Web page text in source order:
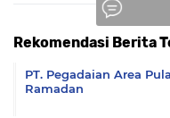
Rekomendasi Berita
PT. Pegadaian Area
Ramadan